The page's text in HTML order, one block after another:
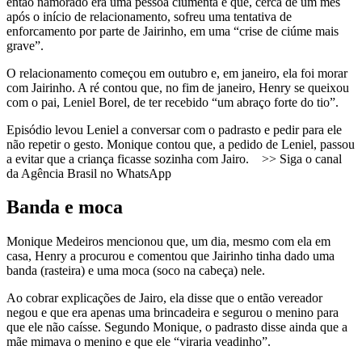
após o início de relacionamento, sofreu uma tentativa de
enforcamento por parte de Jairinho, em uma “crise de ciúme mais
grave”.
O relacionamento começou em outubro e, em janeiro, ela foi morar
com Jairinho. A ré contou que, no fim de janeiro, Henry se queixou
com o pai, Leniel Borel, de ter recebido “um abraço forte do tio”.
Episódio levou Leniel a conversar com o padrasto e pedir para ele
não repetir o gesto. Monique contou que, a pedido de Leniel, passou
a evitar que a criança ficasse sozinha com Jairo. >> Siga o canal
da Agência Brasil no WhatsApp
Banda e moca
Monique Medeiros mencionou que, um dia, mesmo com ela em
casa, Henry a procurou e comentou que Jairinho tinha dado uma
banda (rasteira) e uma moca (soco na cabeça) nele.
Ao cobrar explicações de Jairo, ela disse que o então vereador
negou e que era apenas uma brincadeira e segurou o menino para
que ele não caísse. Segundo Monique, o padrasto disse ainda que a
mãe mimava o menino e que ele “viraria veadinho”.